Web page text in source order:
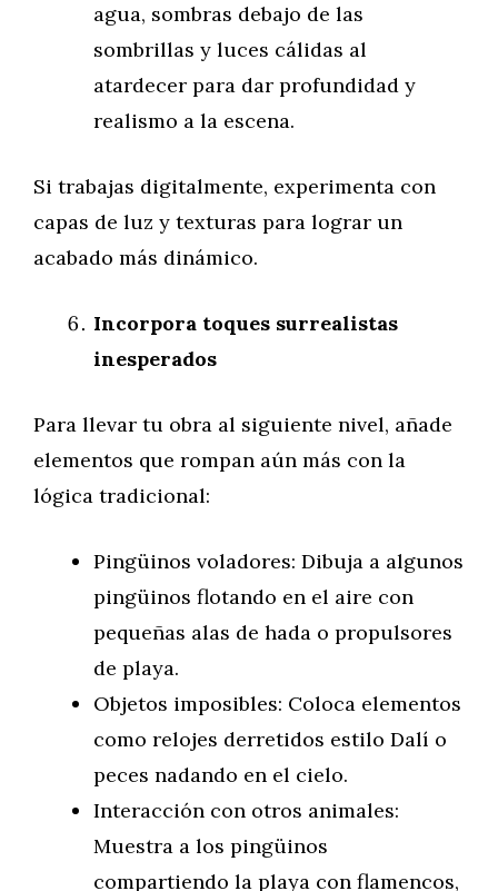
agua, sombras debajo de las
sombrillas y luces cálidas al
atardecer para dar profundidad y
realismo a la escena.
Si trabajas digitalmente, experimenta con
capas de luz y texturas para lograr un
acabado más dinámico.
Incorpora toques surrealistas
inesperados
Para llevar tu obra al siguiente nivel, añade
elementos que rompan aún más con la
lógica tradicional:
Pingüinos voladores: Dibuja a algunos
pingüinos flotando en el aire con
pequeñas alas de hada o propulsores
de playa.
Objetos imposibles: Coloca elementos
como relojes derretidos estilo Dalí o
peces nadando en el cielo.
Interacción con otros animales:
Muestra a los pingüinos
compartiendo la playa con flamencos,